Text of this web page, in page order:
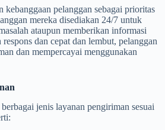
kebanggaan pelanggan sebagai prioritas
mereka disediakan 24/7 untuk
ataupun memberikan informasi
dan cepat dan lembut, pelanggan
dan mempercayai menggunakan
jenis layanan pengiriman sesuai